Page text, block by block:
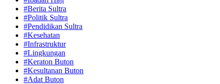
#Berita Sultra
#Politik Sultra
#Pendidikan Sultra
#Kesehatan
#Infrastruktur
#Lingkungan
#Keraton Buton
#Kesultanan Buton
#Adat Buton